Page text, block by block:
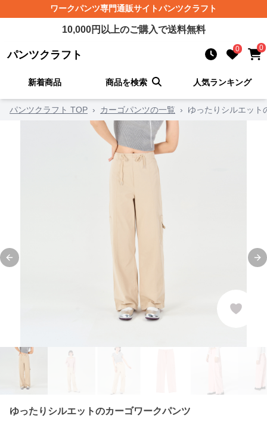
ワークパンツ専門通販サイトパンツクラフト
10,000円以上のご購入で送料無料
パンツクラフト 0 0
新着商品 商品を検索 人気ランキング
パンツクラフト TOP › カーゴパンツの一覧 › ゆったりシルエット
Previous slide
ゆったりシルエットのカーゴワークパンツ